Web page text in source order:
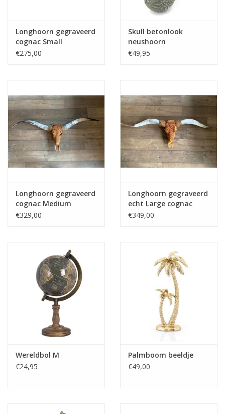
Longhoorn gegraveerd
cognac Small
€275,00
Skull betonlook
neushoorn
€49,95
Longhoorn gegraveerd
cognac Medium
€329,00
Longhoorn gegraveerd
echt Large cognac
€349,00
Wereldbol M
€24,95
Palmboom beeldje
€49,00